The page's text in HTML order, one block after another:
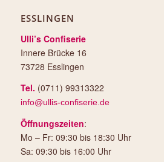
ESSLINGEN
Ulli’s Confiserie
Innere Brücke 16
73728 Esslingen
Tel. (0711) 99313322
info@ullis-confiserie.de
Öffnungszeiten:
Mo – Fr: 09:30 bis 18:30 Uhr
Sa: 09:30 bis 16:00 Uhr